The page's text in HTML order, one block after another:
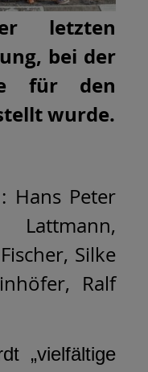
letzten
bei der
für den
wurde.
Hans Peter
Silke
Ralf
„vielfältige